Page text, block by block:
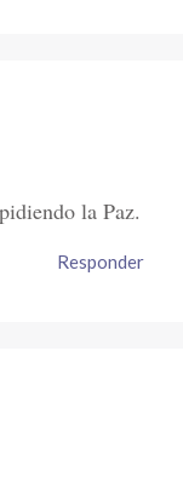
la Paz.
Responder